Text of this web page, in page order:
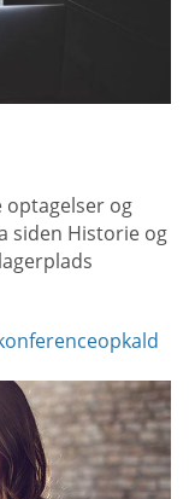
optagelser og
siden Historie og